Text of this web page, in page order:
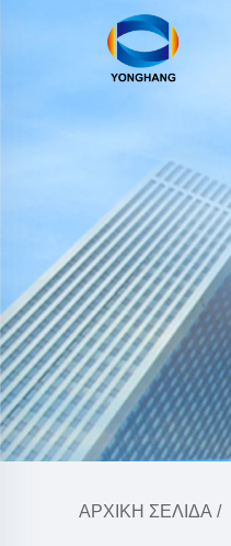
ΑΡΧΙΚΉ ΣΕΛΊΔΑ /